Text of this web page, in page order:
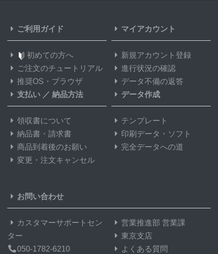
ご利用ガイド
初めての方へ
ご注文のチュートリアル
推奨OS・ブラウザ
マイアカウント
新規アカウント登録
進行状況の確認
データ不備の返答
支払い ／ 納品方法
領収書について
納品書・請求書
商品到着後のお願い
変更・注文キャンセル
データ作成
テンプレート
印刷データ・ソフト
完全データへの道
お問い合わせ
カスタマーサポートセン
ター
050-1782-6210
営業推進部 営業課
東京支店
よくある質問